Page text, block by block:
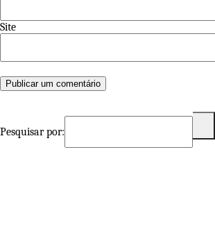
Site
Pesquisar por: